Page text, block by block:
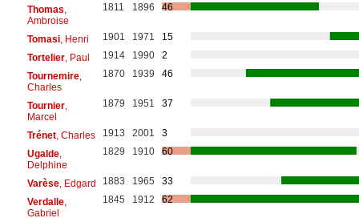
Thomas
Ambroise
1811 1896 46
Tomasi, Henri 1901 1971
15
Tortelier, Paul 1914 1990
2
Tournemire,
Charles
1870 1939 46
Tournier,
Marcel
1879 1951 37
Trénet, Charles 1913 2001
3
Ugalde,
Delphine
1829 1910 60
Varèse, Edgard 1883 1965
33
Verdalle,
Gabriel
1845 1912 62